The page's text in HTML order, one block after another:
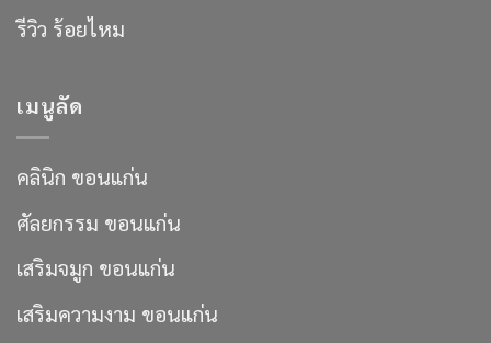
รีวิว ร้อยไหม
เมนูลัด
คลินิก ขอนแก่น
ศัลยกรรม ขอนแก่น
เสริมจมูก ขอนแก่น
เสริมความงาม ขอนแก่น